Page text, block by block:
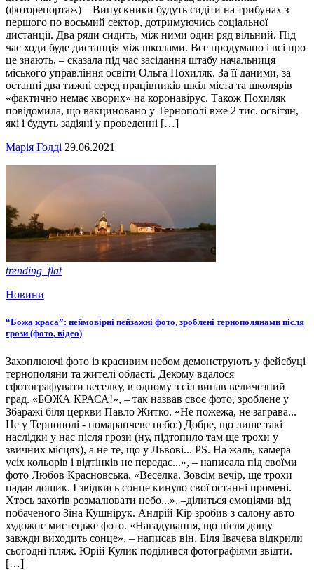
(фоторепортаж) – Випускники будуть сидіти на трибунах з
першого по восьмий сектор, дотримуючись соціальної
дистанції. Два ряди сидить, між ними один ряд вільний. Під
час ходи буде дистанція між школами. Все продумано і всі про
це знають, – сказала під час засідання штабу начальниця
міського управління освіти Ольга Похиляк. За її даними, за
останні два тижні серед працівників шкіл міста та школярів
«фактично немає хворих» на коронавірус. Також Похиляк
повідомила, що вакциновано у Тернополі вже 2 тис. освітян,
які і будуть задіяні у проведенні […]
Марія Голді 29.06.2021
trending_flat
Новини
“Божа краса”: неймовірні пейзажні фото, зроблені тернополянами після
грози (фото, відео)
Захоплюючі фото із красивим небом демонструють у фейсбуці
тернополяни та жителі області. Декому вдалося
сфотографувати веселку, в одному з сіл випав величезний
град. «БОЖА КРАСА!», – так назвав своє фото, зроблене у
Збаражі біля церкви Павло Житко. «Не пожежа, не заграва...
Це у Тернополі - помаранчеве небо:) Добре, що лише такі
наслідки у нас після грози (ну, підтопило там ще трохи у
звичних місцях), а не те, що у Львові... РS. На жаль, камера
усіх кольорів і відтінків не передає...», – написала під своїми
фото Любов Красновська. «Веселка. Зовсім вечір, ще трохи
падав дощик. І звідкись сонце кинуло свої останні промені.
Хтось захотів розмалювати небо...», –ділиться емоціями від
побаченого Зіна Кушнірук. Андрій Кір зробив з салону авто
художнє мистецьке фото. «Нагадування, що після дощу
завжди виходить сонце», – написав він. Біля Івачева відкрили
сьогодні пляж. Юрій Кулик поділився фотографіями звідти.
[…]